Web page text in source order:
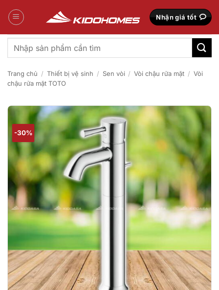
qua
Nhận giá tốt
Tìm
kiếm:
Trang chủ / Thiết bị vệ sinh / Sen vòi / Vòi chậu rửa mặt / Vòi
chậu rửa mặt TOTO
-30%